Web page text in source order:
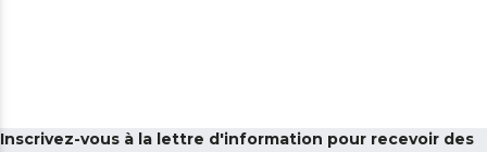
Inscrivez-vous à la lettre d'information pour recevoir des